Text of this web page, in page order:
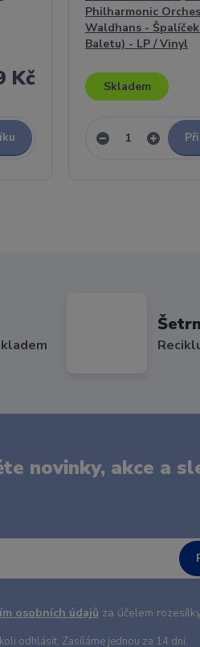
Kč
Philharmonic
Waldhans -
Baletu) - LP / Vinyl
Skladem
novinky, akce a
osobních údajů za účelem
odhlásit. Zasíláme jednou za 14 dní.